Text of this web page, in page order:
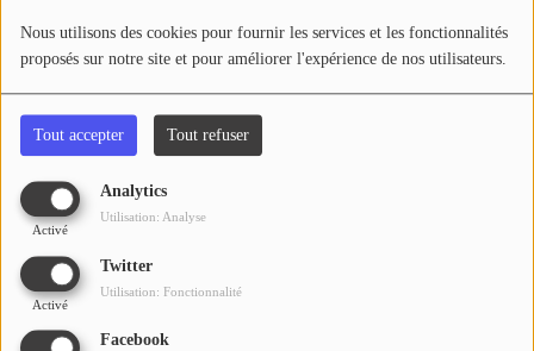
Nous utilisons des cookies pour fournir les services et les fonctionnalités
proposés sur notre site et pour améliorer l'expérience de nos utilisateurs.
Tout accepter Tout refuser
Analytics
Activé
Utilisation: Analyse
Twitter
Activé
Utilisation: Fonctionnalité
Facebook
JEUX CONCOURS
CONTACTEZ-NOUS
RÉGIE PUBLICTIAIRE
Retrouvez toute l'actu des Hautes-Pyrénées
Commentaires(0)